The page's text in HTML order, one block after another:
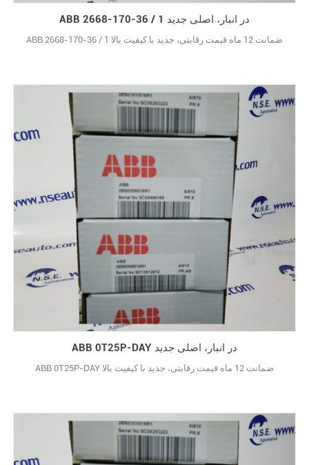
ABB 2668-170-36 / 1 در انبار، اصلی جدید
ABB 2668-170-36 / 1 ضمانت 12 ماه قیمت رقابتی، جدید با کیفیت بالا
ABB 0T25P-DAY در انبار، اصلی جدید
ABB 0T25P-DAY ضمانت 12 ماه قیمت رقابتی، جدید با کیفیت بالا